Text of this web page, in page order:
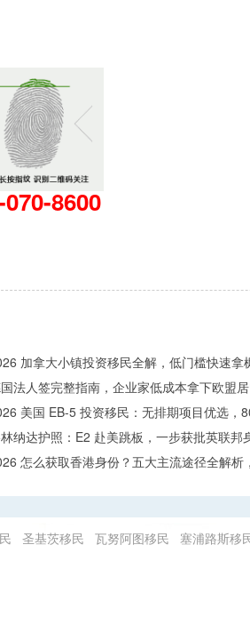
8600
加拿大小镇投资移民全解，低门槛快速拿
法人签完整指南，企业家低成本拿下欧盟
美国 EB-5 投资移民：无排期项目优选，
纳达护照：E2 赴美跳板，一步获批英联邦
怎么获取香港身份？五大主流途径全解析
圣基茨移民 瓦努阿图移民 塞浦路斯移